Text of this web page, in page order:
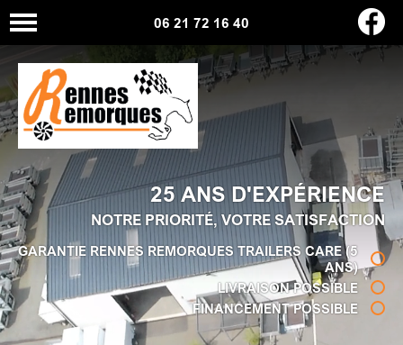
06 21 72 16 40
25 ANS D'EXPÉRIENCE
NOTRE PRIORITÉ, VOTRE SATISFACTION
GARANTIE RENNES REMORQUES TRAILERS CARE (5
ANS)
LIVRAISON POSSIBLE
FINANCEMENT POSSIBLE